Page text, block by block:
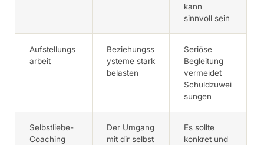
kann
sinnvoll sein
Aufstellungs
arbeit
Beziehungss
ysteme stark
belasten
Seriöse
Begleitung
vermeidet
Schuldzuwei
sungen
Selbstliebe-
Coaching
Der Umgang
mit dir selbst
Es sollte
konkret und